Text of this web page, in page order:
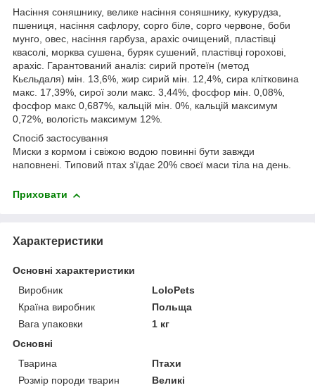
Насіння соняшнику, велике насіння соняшнику, кукурудза,
пшениця, насіння сафлору, сорго біле, сорго червоне, боби
мунго, овес, насіння гарбуза, арахіс очищений, пластівці
квасолі, морква сушена, буряк сушений, пластівці горохові,
арахіс. Гарантований аналіз: сирий протеїн (метод
Кьєльдаля) мін. 13,6%, жир сирий мін. 12,4%, сира клітковина
макс. 17,39%, сирої золи макс. 3,44%, фосфор мін. 0,08%,
фосфор макс 0,687%, кальцій мін. 0%, кальцій максимум
0,72%, вологість максимум 12%.
Спосіб застосування
Миски з кормом і свіжою водою повинні бути завжди
наповнені. Типовий птах з'їдає 20% своєї маси тіла на день.
Приховати
Характеристики
Основні характеристики
Виробник
LoloPets
Країна виробник
Польща
Вага упаковки
1 кг
Основні
Тварина
Птахи
Розмір породи тварин
Великі